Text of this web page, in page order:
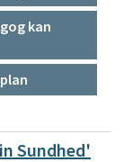
kan
Sundhed'